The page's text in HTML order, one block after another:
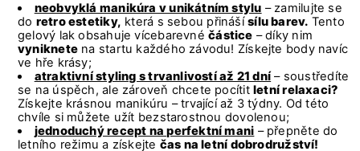
neobvyklá manikúra v unikátním stylu – zamilujte se
do retro estetiky, která s sebou přinášísílu barev. Tento
gelový lak obsahuje vícebarevnéčástice – díky nim
vyniknetena startu každého závodu! Získejte body navíc
ve hře krásy;
atraktivní styling s trvanlivostí až 21 dní– soustředíte
se na úspěch, ale zároveň chcete pocítitletní relaxaci?
Získejte krásnou manikúru – trvající až 3 týdny. Od této
chvíle si můžete užít bezstarostnou dovolenou;
jednoduchý recept na perfektní mani – přepněte do
letního režimu a získejte čas na letní dobrodružství!